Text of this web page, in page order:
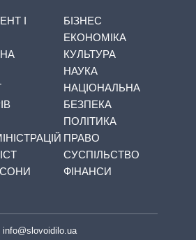
І
БІЗНЕС
ЕКОНОМІКА
КУЛЬТУРА
НАУКА
НАЦІОНАЛЬНА
БЕЗПЕКА
ПОЛІТИКА
ПРАВО
СУСПІЛЬСТВО
ФІНАНСИ
info@slovoidilo.ua